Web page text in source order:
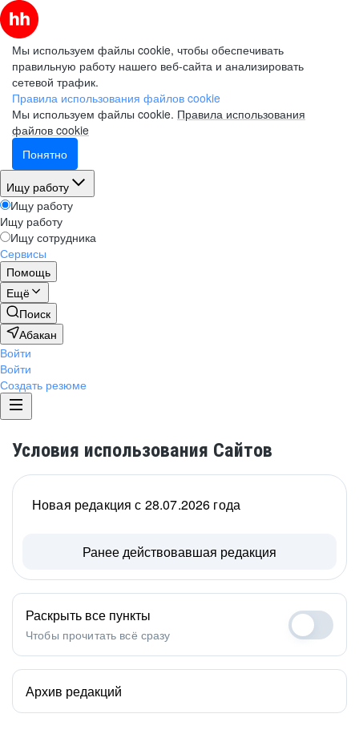
Мы используем файлы cookie, чтобы обеспечивать
правильную работу нашего веб-сайта и анализировать
сетевой трафик.
Правила использования файлов cookie
Мы используем файлы cookie. Правила использования
файлов cookie
Понятно
Ищу работу
Ищу работу
Ищу работу
Ищу сотрудника
Сервисы
Помощь
Ещё
Поиск
Абакан
Войти
Войти
Создать резюме
Условия использования Сайтов
Новая редакция с 28.07.2026 года
Ранее действовавшая редакция
Раскрыть все пункты
Чтобы прочитать всё сразу
Архив редакций